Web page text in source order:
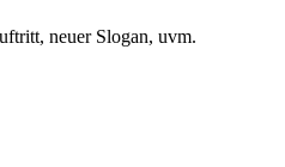
neuer Slogan, uvm.